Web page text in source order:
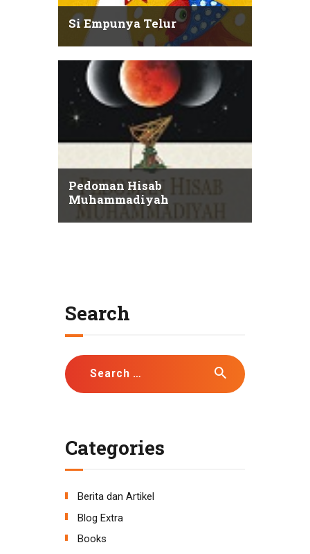
Si Empunya Telur
Pedoman Hisab
Muhammadiyah
Search
Search
for:
Categories
Berita dan Artikel
Blog Extra
Books